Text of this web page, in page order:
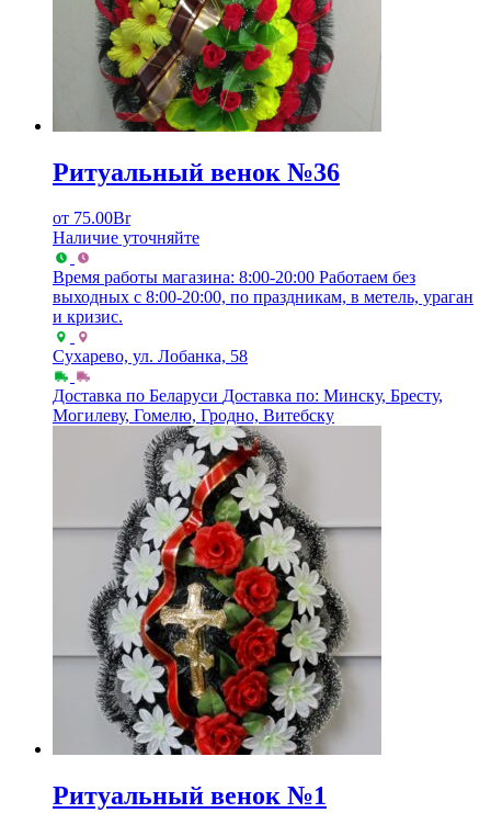
Ритуальный венок №36
от 75.00Br
Наличие уточняйте
Время работы магазина: 8:00-20:00 Работаем без
выходных с 8:00-20:00, по праздникам, в метель, ураган
и кризис.
Сухарево, ул. Лобанка, 58
Доставка по Беларуси Доставка по: Минску, Бресту,
Могилеву, Гомелю, Гродно, Витебску
Ритуальный венок №1